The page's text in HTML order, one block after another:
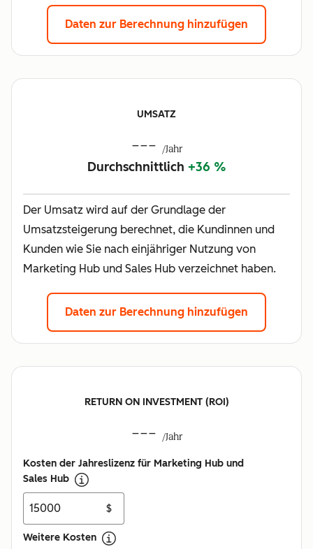
Daten zur Berechnung hinzufügen
UMSATZ
--- /Jahr
Durchschnittlich +36 %
Der Umsatz wird auf der Grundlage der
Umsatzsteigerung berechnet, die Kundinnen und
Kunden wie Sie nach einjähriger Nutzung von
Marketing Hub und Sales Hub verzeichnet haben.
Daten zur Berechnung hinzufügen
RETURN ON INVESTMENT (ROI)
--- /Jahr
Kosten der Jahreslizenz für Marketing Hub und
Sales Hub
$
Weitere Kosten